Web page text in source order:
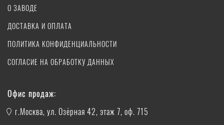
О ЗАВОДЕ
ДОСТАВКА И ОПЛАТА
ПОЛИТИКА КОНФИДЕНЦИАЛЬНОСТИ
СОГЛАСИЕ НА ОБРАБОТКУ ДАННЫХ
Офис продаж:
г.Москва, ул. Озёрная 42, этаж 7, оф. 715